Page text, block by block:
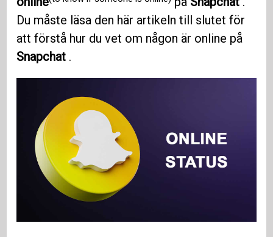
Du måste läsa den här artikeln till slutet för
att förstå hur du vet om någon är online på
Snapchat .